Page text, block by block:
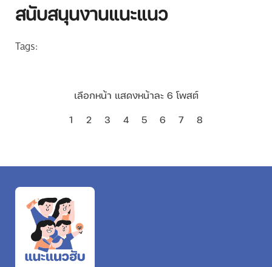
สนับสนุนงานแนะแนว
Tags:
เลือกหน้า แสดงหน้าละ 6 โพสต์
1
2 3 4 5 6 7 8